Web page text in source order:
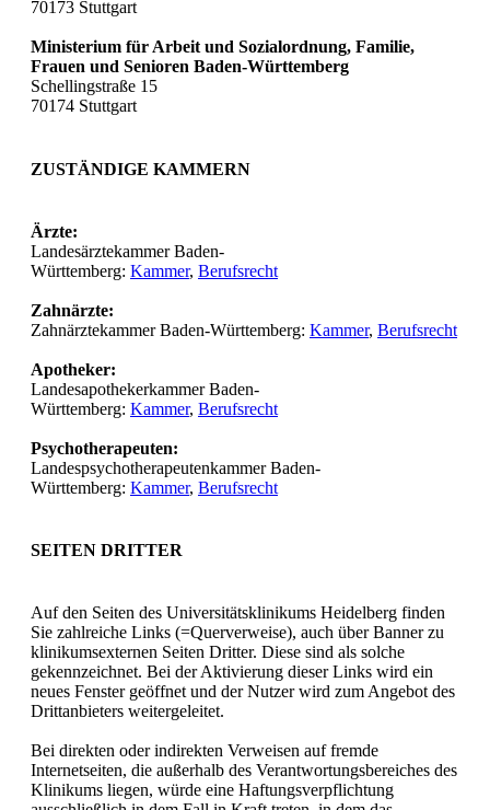
70173 Stuttgart
Ministerium für Arbeit und Sozialordnung, Familie,
Frauen und Senioren Baden-Württemberg
Schellingstraße 15
70174 Stuttgart
ZUSTÄNDIGE KAMMERN
Ärzte:
Landesärztekammer Baden-
Württemberg: Kammer, Berufsrecht
Zahnärzte:
Zahnärztekammer Baden-Württemberg: Kammer, Berufsrecht
Apotheker:
Landesapothekerkammer Baden-
Württemberg: Kammer, Berufsrecht
Psychotherapeuten:
Landespsychotherapeutenkammer Baden-
Württemberg: Kammer, Berufsrecht
SEITEN DRITTER
Auf den Seiten des Universitätsklinikums Heidelberg finden
Sie zahlreiche Links (=Querverweise), auch über Banner zu
klinikumsexternen Seiten Dritter. Diese sind als solche
gekennzeichnet. Bei der Aktivierung dieser Links wird ein
neues Fenster geöffnet und der Nutzer wird zum Angebot des
Drittanbieters weitergeleitet.
Bei direkten oder indirekten Verweisen auf fremde
Internetseiten, die außerhalb des Verantwortungsbereiches des
Klinikums liegen, würde eine Haftungsverpflichtung